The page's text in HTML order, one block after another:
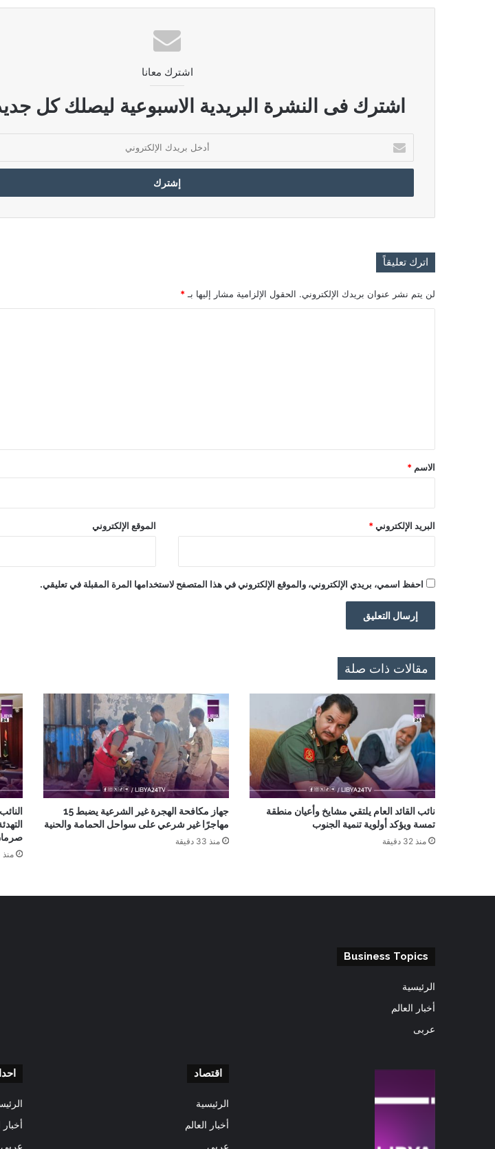
اشترك معانا
اشترك فى النشرة البريدية الاسبوعية ليصلك كل
بريدك
الإلكتروني
اترك تعليقاً
لن يتم نشر عنوان بريدك الإلكتروني. الحقول الإلزامية مشار إليها بـ *
*
الاسم *
البريد الإلكتروني * الموقع الإلكتروني
احفظ اسمي، بريدي الإلكتروني، والموقع الإلكتروني في هذا المتصفح لاستخدامها المرة المقبلة في تعليقي.
مقالات ذات صلة
نائب القائد العام يلتقي مشايخ وأعيان منطقة
تمسة ويؤكد أولوية تنمية الجنوب
منذ 32 دقيقة
جهاز مكافحة الهجرة غير الشرعية يضبط 15
مهاجرًا غير شرعي على سواحل الحمامة والحنية
منذ 33 دقيقة
منذ 34 دقيقة
Business Topics
الرئيسية
أخبار العالم
عربى
اقتصاد
الرئيسية
أخبار العالم
عربى
أخبار
عربى